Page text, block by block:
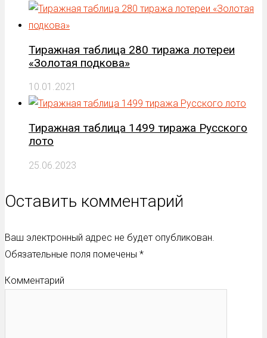
Тиражная таблица 280 тиража лотереи
«Золотая подкова»
10.01.2021
Тиражная таблица 1499 тиража Русского
лото
25.06.2023
Оставить комментарий
Ваш электронный адрес не будет опубликован.
Обязательные поля помечены *
Комментарий